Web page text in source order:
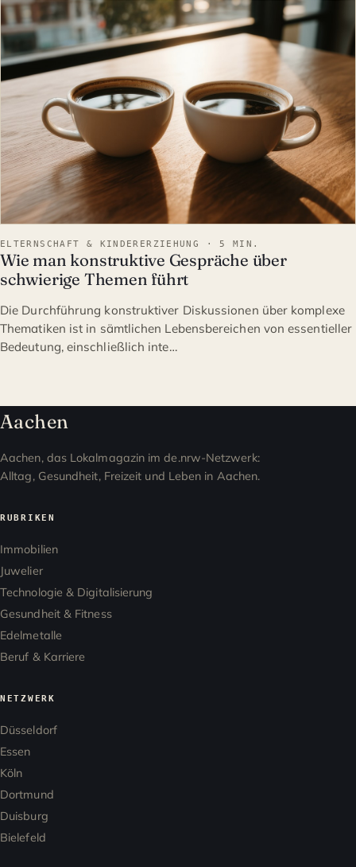
ELTERNSCHAFT & KINDERE
ELTERNSCHAFT & KINDERERZIEHUNG · 5 MIN.
Wie man konstruktive Gespräche über
schwierige Themen führt
Die Durchführung konstruktiver Diskussionen über komplexe
Thematiken ist in sämtlichen Lebensbereichen von essentieller
Bedeutung, einschließlich inte…
Aachen
Aachen, das Lokalmagazin im de.nrw-Netzwerk:
Alltag, Gesundheit, Freizeit und Leben in Aachen.
RUBRIKEN
Immobilien
Juwelier
Technologie & Digitalisierung
Gesundheit & Fitness
Edelmetalle
Beruf & Karriere
NETZWERK
Düsseldorf
Essen
Köln
Dortmund
Duisburg
Bielefeld